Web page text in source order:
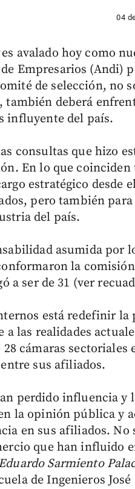
04
avalado hoy como
Empresarios (Andi)
de selección, no
también deberá
influyente del país.
consultas que hizo
En lo que
estratégico desde
pero también
del país.
asumida por
la
a ser de 31 (ver
está redefinir la
a las realidades
cámaras sectoriales
sus afiliados.
perdido influencia y
la opinión pública y
en sus afiliados. No
que han influido
Sarmiento
de Ingenieros